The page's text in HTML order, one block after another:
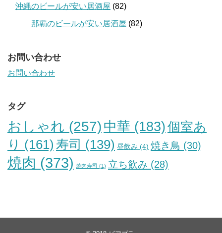
沖縄のビールが安い居酒屋 (82)
那覇のビールが安い居酒屋 (82)
お問い合わせ
お問い合わせ
タグ
おしゃれ (257) 中華 (183)個室あ
り (161) 寿司 (139) 昼飲み (4) 焼き鳥 (30)
焼肉 (373) 焼肉寿司 (1) 立ち飲み (28)